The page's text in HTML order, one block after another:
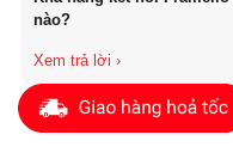
màu DCI-P3. Điều này
chính xác ngay trên set
monitor ngoài đắt tiền.
nào?
Nikon ZR hỗ trợ tính năng
(thường là file Proxy) sẽ